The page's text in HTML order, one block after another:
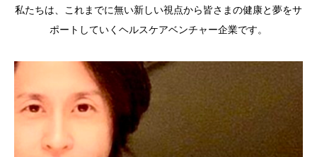
私たちは、これまでに無い新しい視点から皆さまの健康と夢をサ
ポートしていくヘルスケアベンチャー企業です。